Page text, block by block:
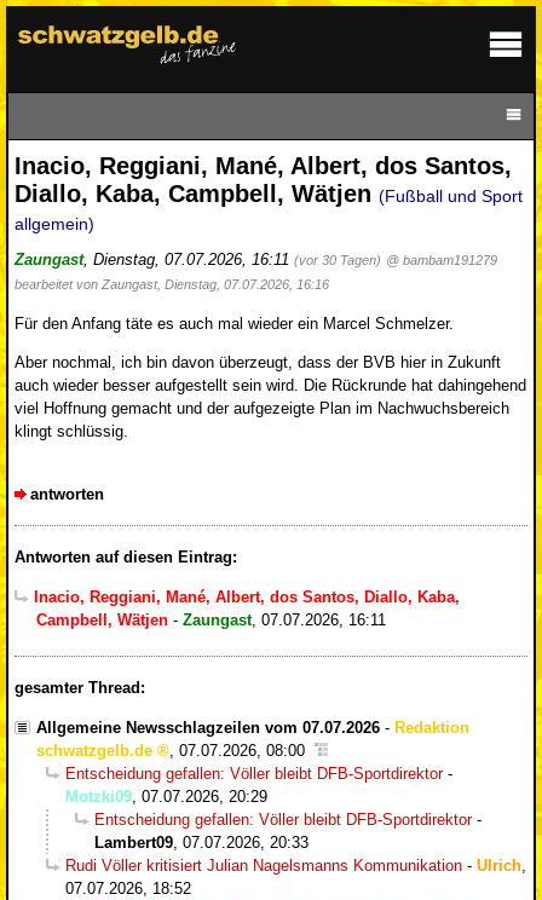
Inacio, Reggiani, Mané, Albert, dos Santos,
Diallo, Kaba, Campbell, Wätjen (Fußball und Sport
allgemein)
Zaungast, Dienstag, 07.07.2026, 16:11 (vor 30 Tagen) @ bambam191279
bearbeitet von Zaungast, Dienstag, 07.07.2026, 16:16
Für den Anfang täte es auch mal wieder ein Marcel Schmelzer.
Aber nochmal, ich bin davon überzeugt, dass der BVB hier in Zukunft
auch wieder besser aufgestellt sein wird. Die Rückrunde hat dahingehend
viel Hoffnung gemacht und der aufgezeigte Plan im Nachwuchsbereich
klingt schlüssig.
antworten
Antworten auf diesen Eintrag:
Inacio, Reggiani, Mané, Albert, dos Santos, Diallo, Kaba,
Campbell, Wätjen - Zaungast, 07.07.2026, 16:11
gesamter Thread:
Allgemeine Newsschlagzeilen vom 07.07.2026 - Redaktion
schwatzgelb.de
07.07.2026, 08:00
Entscheidung gefallen: Völler bleibt DFB-Sportdirektor-
Motzki09 07.07.2026, 20:29
Entscheidung gefallen: Völler bleibt DFB-Sportdirektor-
Lambert09 07.07.2026, 20:33
Rudi Völler kritisiert Julian Nagelsmanns Kommunikation - Ulrich
07.07.2026, 18:52